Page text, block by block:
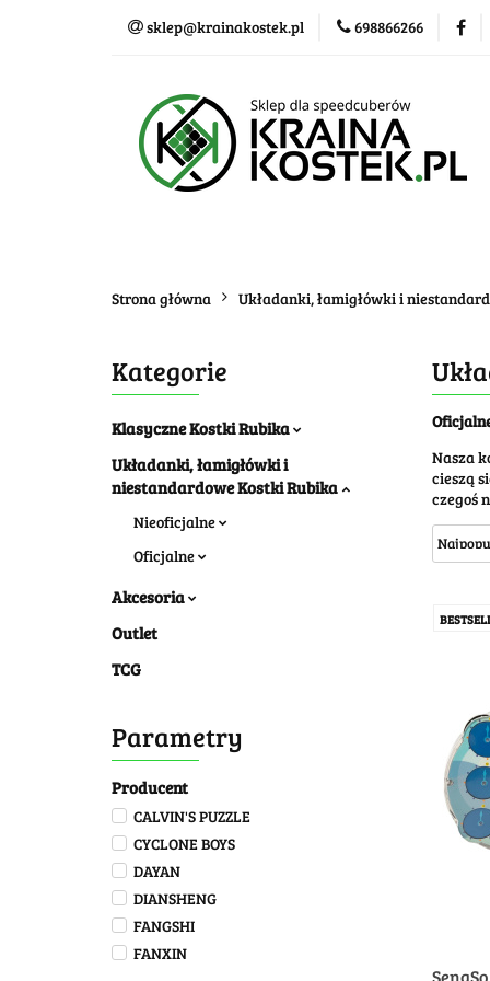
sklep@krainakostek.pl 698866266
Klasyczne kostki
Nowości
Strona główna Układanki, łamigłówki i
Kategorie
Klasyczne Kostki Rubika
Układanki, łamigłówki i
niestandardowe Kostki Rubika
Nieoficjalne
Oficjalne
Akcesoria
Outlet
TCG
Parametry
Producent
CALVIN'S PUZZLE
CYCLONE BOYS
DAYAN
DIANSHENG
FANGSHI
FANXIN
Nasza
cieszą
czegoś